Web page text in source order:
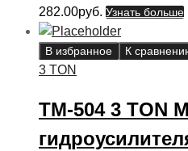
282.00руб. Узнать больше
В избранное К
3 TON
ТМ-504 3 TON